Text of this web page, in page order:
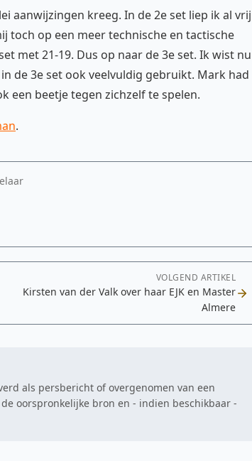
aanwijzingen kreeg. In de 2e set liep ik al vrij
toch op een meer technische en tactische
met 21-19. Dus op naar de 3e set. Ik wist nu
de 3e set ook veelvuldig gebruikt. Mark had
een beetje tegen zichzelf te spelen.
.
VOLGEND ARTIKEL
Kirsten van der Valk over haar EJK en Master
Almere
als persbericht of overgenomen van een
oorspronkelijke bron en - indien beschikbaar -